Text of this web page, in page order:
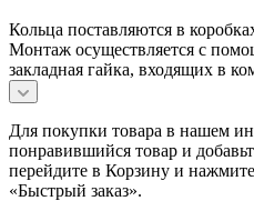
Кольца поставляются в
Монтаж осуществляется с
закладная гайка, входящих в
Для покупки товара в нашем
понравившийся товар и
перейдите в Корзину и
«Быстрый заказ».